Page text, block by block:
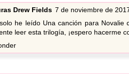
Drew Fields 7 de noviembre de
he leído Una canción para
leer esta trilogía, ¡espero hacerme